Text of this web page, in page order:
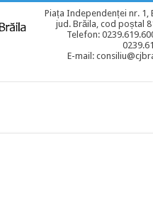
Piața Independenței nr. 1,
jud. Brăila, cod poștal
Telefon:
E-mail: